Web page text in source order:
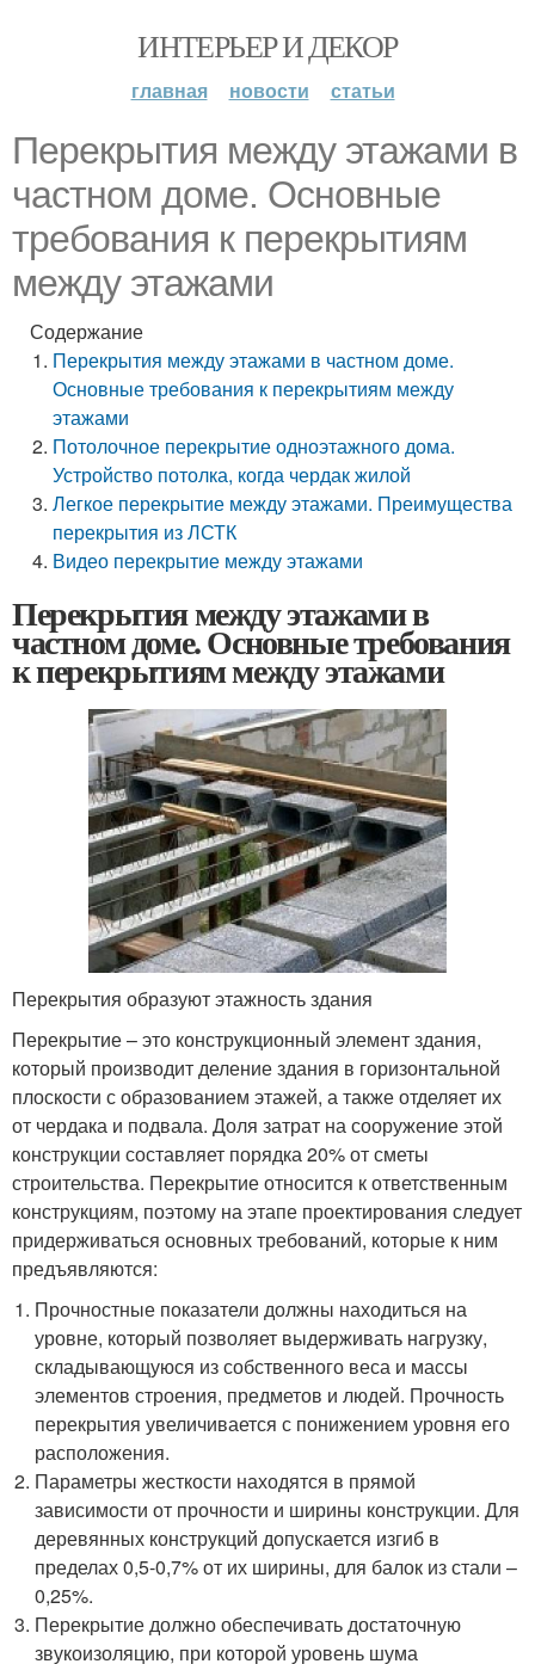
ИНТЕРЬЕР И ДЕКОР
главная новости статьи
Перекрытия между этажами в
частном доме. Основные
требования к перекрытиям
между этажами
Содержание
Перекрытия между этажами в частном доме.
Основные требования к перекрытиям между
этажами
Потолочное перекрытие одноэтажного дома.
Устройство потолка, когда чердак жилой
Легкое перекрытие между этажами. Преимущества
перекрытия из ЛСТК
Видео перекрытие между этажами
Перекрытия между этажами в
частном доме. Основные требования
к перекрытиям между этажами
Перекрытия образуют этажность здания
Перекрытие – это конструкционный элемент здания,
который производит деление здания в горизонтальной
плоскости с образованием этажей, а также отделяет их
от чердака и подвала. Доля затрат на сооружение этой
конструкции составляет порядка 20% от сметы
строительства. Перекрытие относится к ответственным
конструкциям, поэтому на этапе проектирования следует
придерживаться основных требований, которые к ним
предъявляются:
Прочностные показатели должны находиться на
уровне, который позволяет выдерживать нагрузку,
складывающуюся из собственного веса и массы
элементов строения, предметов и людей. Прочность
перекрытия увеличивается с понижением уровня его
расположения.
Параметры жесткости находятся в прямой
зависимости от прочности и ширины конструкции. Для
деревянных конструкций допускается изгиб в
пределах 0,5-0,7% от их ширины, для балок из стали –
0,25%.
Перекрытие должно обеспечивать достаточную
звукоизоляцию, при которой уровень шума